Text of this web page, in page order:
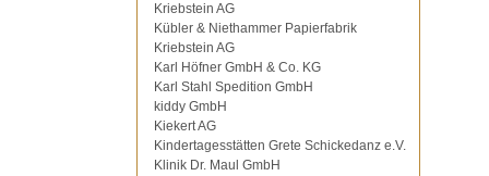
Kriebstein AG
Kübler & Niethammer Papierfabrik
Kriebstein AG
Karl Höfner GmbH & Co. KG
Karl Stahl Spedition GmbH
kiddy GmbH
Kiekert AG
Kindertagesstätten Grete Schickedanz e.V.
Klinik Dr. Maul GmbH